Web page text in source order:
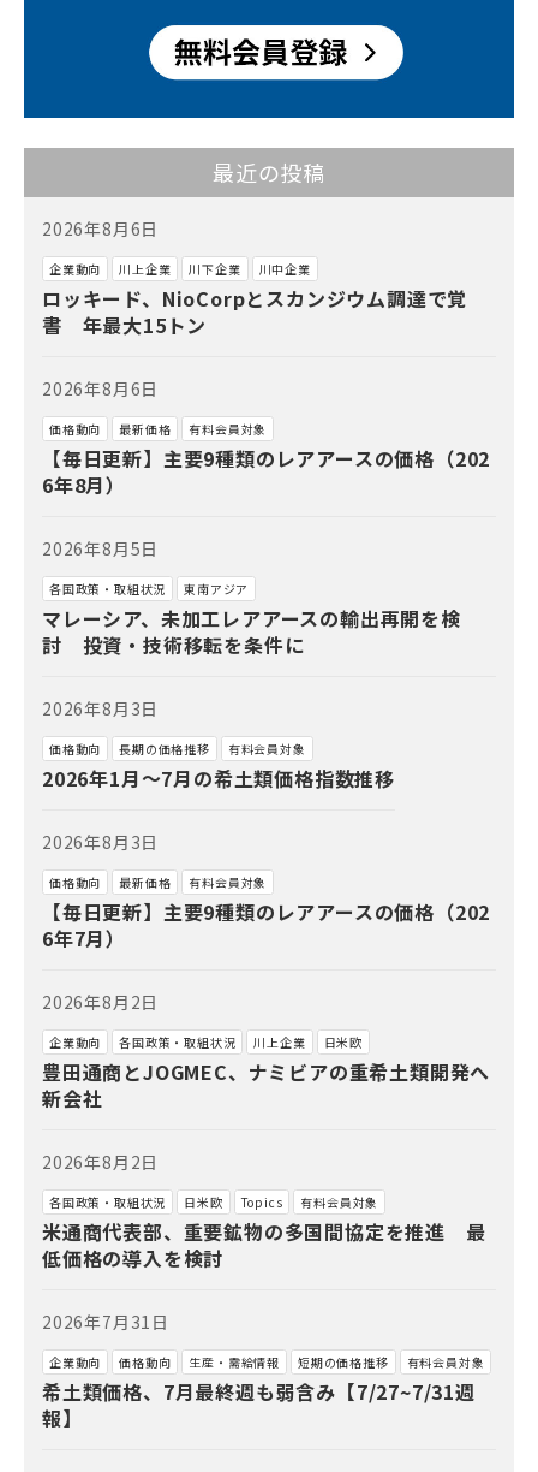
最近の投稿
2026年8月6日
企業動向 川上企業 川下企業 川中企業
ロッキード、NioCorpとスカンジウム調達で覚
書 年最大15トン
2026年8月6日
価格動向 最新価格 有料会員対象
【毎日更新】主要9種類のレアアースの価格（202
6年8月）
2026年8月5日
各国政策・取組状況 東南アジア
マレーシア、未加工レアアースの輸出再開を検
討 投資・技術移転を条件に
2026年8月3日
価格動向 長期の価格推移 有料会員対象
2026年1月～7月の希土類価格指数推移
2026年8月3日
価格動向 最新価格 有料会員対象
【毎日更新】主要9種類のレアアースの価格（202
6年7月）
2026年8月2日
企業動向 各国政策・取組状況 川上企業 日米欧
豊田通商とJOGMEC、ナミビアの重希土類開発へ
新会社
2026年8月2日
各国政策・取組状況 日米欧 Topics 有料会員対象
米通商代表部、重要鉱物の多国間協定を推進 最
低価格の導入を検討
2026年7月31日
企業動向 価格動向 生産・需給情報 短期の価格推移 有料会員対象
希土類価格、7月最終週も弱含み【7/27~7/31週
報】